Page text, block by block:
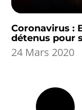
Coronavirus :
détenus pour
24 Mars 2020